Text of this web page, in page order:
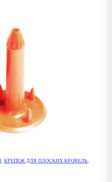
КРЕПЕЖ ДЛЯ ПЛОСКИХ КРОВЕЛЬ